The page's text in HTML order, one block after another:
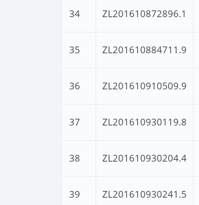
34 ZL201610872896.1
35 ZL201610884711.9
36 ZL201610910509.9
37 ZL201610930119.8
38 ZL201610930204.4
39 ZL201610930241.5